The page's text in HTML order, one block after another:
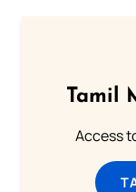
Tamil
Access